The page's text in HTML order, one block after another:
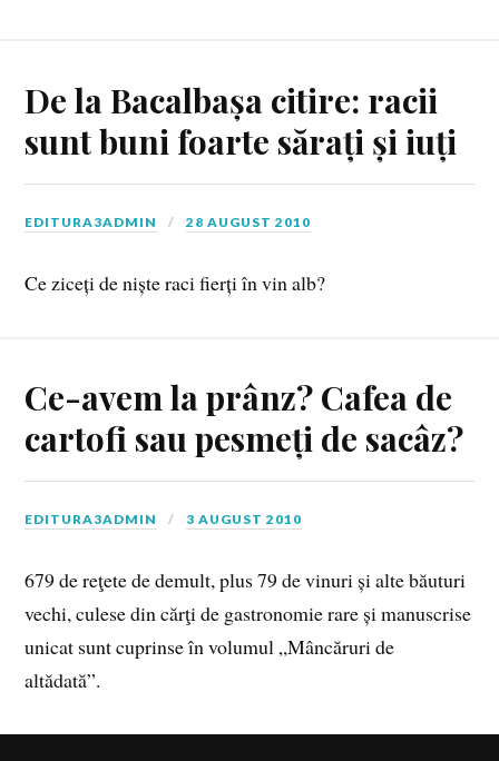
De la Bacalbașa citire: racii
sunt buni foarte sărați și iuți
EDITURA3ADMIN 28 AUGUST 2010
Ce ziceți de niște raci fierți în vin alb?
Ce-avem la prânz? Cafea de
cartofi sau pesmeți de sacâz?
EDITURA3ADMIN 3 AUGUST 2010
679 de reţete de demult, plus 79 de vinuri și alte băuturi
vechi, culese din cărţi de gastronomie rare și manuscrise
unicat sunt cuprinse în volumul „Mâncăruri de
altădată”.